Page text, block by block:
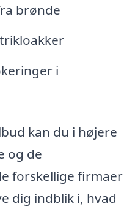
brønde
i
kan du i højere
og de
forskellige firmaer
dig indblik i, hvad